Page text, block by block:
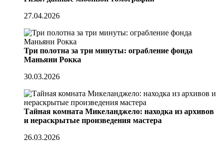
27.04.2026
Три полотна за три минуты: ограбление фонда
Маньяни Рокка
30.03.2026
Тайная комната Микеланджело: находка из архивов
и нераскрытые произведения мастера
26.03.2026